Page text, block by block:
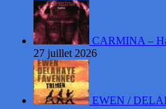
CARMINA –
27 juillet 2026
EWEN /